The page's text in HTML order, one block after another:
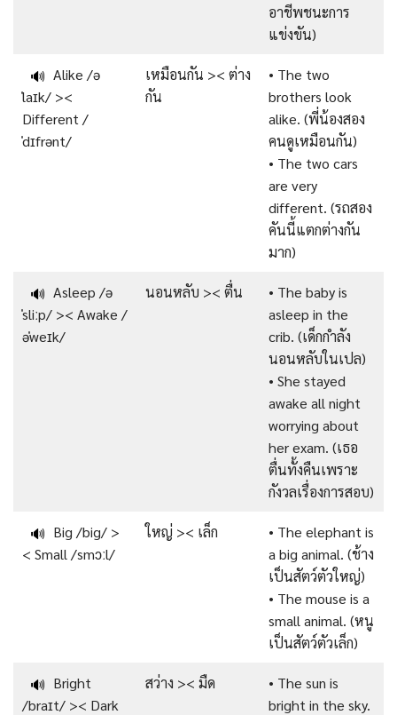
อาชีพชนะการ
แข่งขัน)
🔊 Alike /ə
ˈlaɪk/ ><
Different /
ˈdɪfrənt/
เหมือนกัน >< ต่าง
กัน
• The two
brothers look
alike. (พี่น้องสอง
คนดูเหมือนกัน)
• The two cars
are very
different. (รถสอง
คันนี้แตกต่างกัน
มาก)
🔊 Asleep /ə
ˈsliːp/ >< Awake /
əˈweɪk/
นอนหลับ >< ตื่น
• The baby is
asleep in the
crib. (เด็กกำลัง
นอนหลับในเปล)
• She stayed
awake all night
worrying about
her exam. (เธอ
ตื่นทั้งคืนเพราะ
กังวลเรื่องการสอบ)
🔊 Big /big/ >
< Small /smɔːl/
ใหญ่ >< เล็ก
• The elephant is
a big animal. (ช้าง
เป็นสัตว์ตัวใหญ่)
• The mouse is a
small animal. (หนู
เป็นสัตว์ตัวเล็ก)
🔊 Bright
/braɪt/ >< Dark
สว่าง >< มืด
• The sun is
bright in the sky.